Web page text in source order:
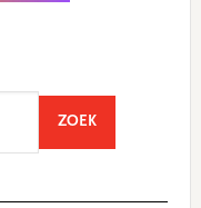
ZOEKSEARCH